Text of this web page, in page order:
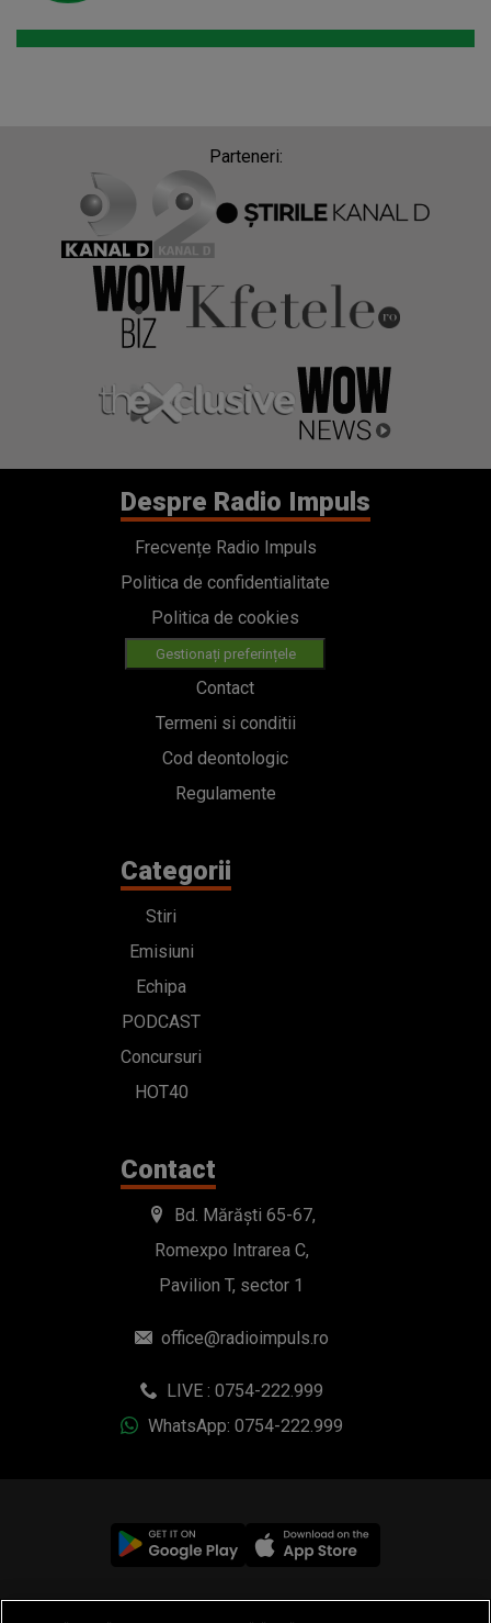
Parteneri:
Despre Radio Impuls
Frecvențe Radio Impuls
Politica de confidentialitate
Politica de cookies
Gestionați preferințele
Contact
Termeni si conditii
Cod deontologic
Regulamente
Categorii
Stiri
Emisiuni
Echipa
PODCAST
Concursuri
HOT40
Contact
Bd. Mărăști 65-67,
Romexpo Intrarea C,
Pavilion T, sector 1
office@radioimpuls.ro
LIVE : 0754-222.999
WhatsApp: 0754-222.999
© 2019-2026 DOGAN MEDIA INTERNATIONAL SA, Toate